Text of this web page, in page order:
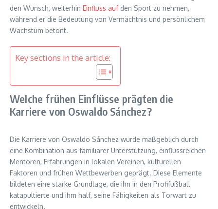
den Wunsch, weiterhin Einfluss aufden Sport zu nehmen,
während er die Bedeutung von Vermächtnis und persönlichem
Wachstum betont.
Key sections in the article:
Welche frühen Einflüsse prägten die
Karriere von Oswaldo Sánchez?
Die Karriere von Oswaldo Sánchez wurde maßgeblich durch
eine Kombination aus familiärer Unterstützung, einflussreichen
Mentoren, Erfahrungen in lokalen Vereinen, kulturellen
Faktoren und frühen Wettbewerben geprägt. Diese Elemente
bildeten eine starke Grundlage, die ihn in den Profifußball
katapultierte und ihm half, seine Fähigkeiten als Torwart zu
entwickeln.